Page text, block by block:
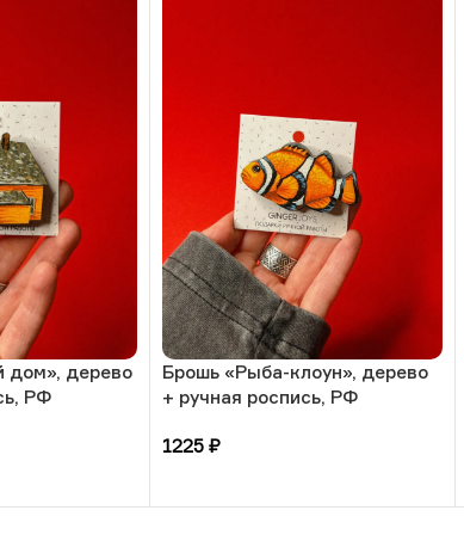
дерево
РФ
Брошь «Рыба-клоун», дерево
+ ручная роспись, РФ
1225 ₽